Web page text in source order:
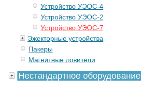
Устройство УЭОС-4
Устройство УЭОС-2
Устройство УЭОС-7
Эжекторные устройства
Пакеры
Магнитные ловители
Нестандартное оборудование